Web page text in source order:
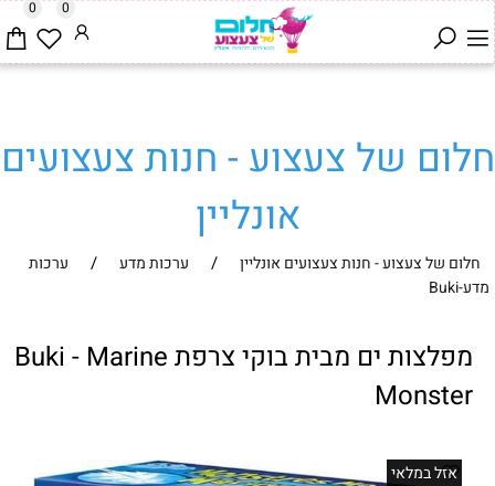
0 0
חלום של צעצוע - חנות צעצועים
אונליין
חלום של צעצוע - חנות צעצועים אונליין / ערכות מדע /
ערכות
מדע-Buki
מפלצות ים מבית בוקי צרפת Buki - Marine
Monster
אזל במלאי